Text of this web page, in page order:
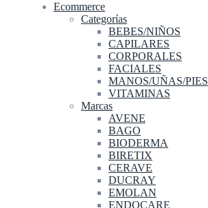
Ecommerce
Categorías
BEBES/NIÑOS
CAPILARES
CORPORALES
FACIALES
MANOS/UÑAS/PIES
VITAMINAS
Marcas
AVENE
BAGO
BIODERMA
BIRETIX
CERAVE
DUCRAY
EMOLAN
ENDOCARE